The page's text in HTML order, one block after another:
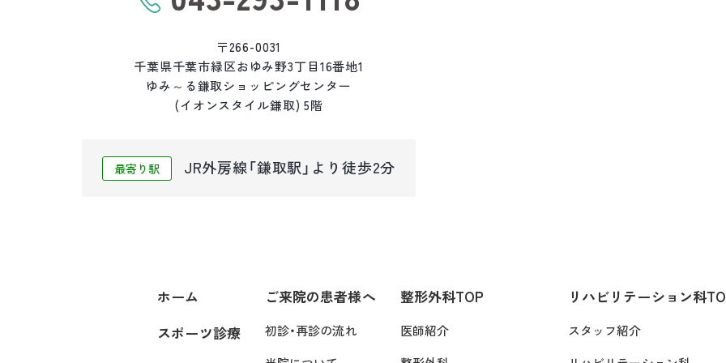
〒266-0031
千葉県千葉市緑区おゆみ野3丁目16番地1
ゆみ～る鎌取ショッピングセンター
(イオンスタイル鎌取) 5階
最寄り駅 JR外房線「鎌取駅」より徒歩2分
ホーム
スポーツ診療
ご来院の患者様へ
初診・再診の流れ
整形外科TOP
医師紹介
リハビリテーション科
スタッフ紹介